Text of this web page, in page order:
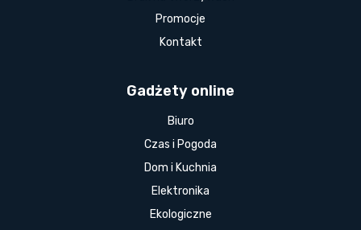
Promocje
Kontakt
Gadżety online
Biuro
Czas i Pogoda
Dom i Kuchnia
Elektronika
Ekologiczne